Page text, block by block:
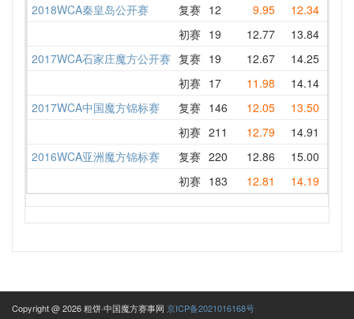
2018WCA秦皇岛公开赛 复赛 12 9.95 12.34
初赛 19 12.77 13.84
2017WCA石家庄魔方公开赛 复赛 19 12.67 14.25
初赛 17 11.98 14.14
2017WCA中国魔方锦标赛 复赛 146 12.05 13.50
初赛 211 12.79 14.91
2016WCA亚洲魔方锦标赛 复赛 220 12.86 15.00
初赛 183 12.81 14.19
Copyright @ 2026 粗饼·中国魔方赛事网 京ICP备2021016168号